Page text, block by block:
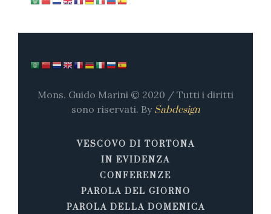
Mons. Guido Marini © 2020 / Tutti i diritti
sono riservati. By Sabdesign
VESCOVO DI TORTONA
IN EVIDENZA
CONFERENZE
PAROLA DEL GIORNO
PAROLA DELLA DOMENICA